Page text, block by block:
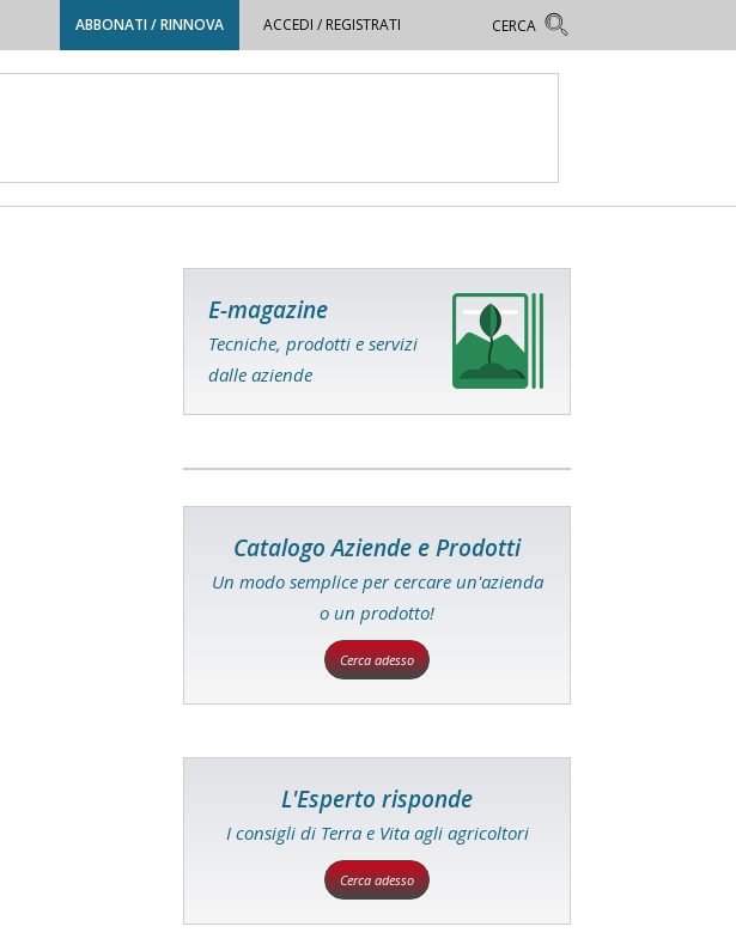
ABBONATI / RINNOVA ACCEDI / REGISTRATI
E-magazine
Tecniche, prodotti e servizi
dalle aziende
Catalogo Aziende e Prodotti
Un modo semplice per cercare un'azienda
o un prodotto!
Cerca adesso
L'Esperto risponde
I consigli di Terra e Vita agli agricoltori
Cerca adesso